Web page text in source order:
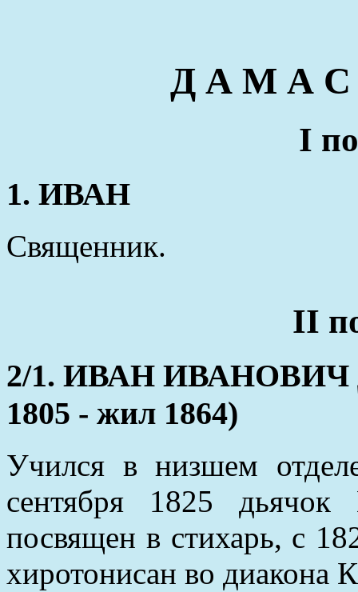
Д А М А
I
1. ИВАН
Священник.
II
2/1. ИВАН
1805 - жил 1864)
Учился в низшем
сентября 1825
посвящен в стихарь, с
хиротонисан во диакона